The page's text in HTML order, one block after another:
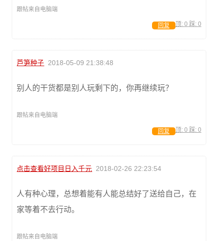
跟帖来自电脑端
顶: 0 踩: 0
回复
芦笋种子 2018-05-09 21:38:48
别人的干货都是别人玩剩下的，你再继续玩？
跟帖来自电脑端
顶: 0 踩: 0
回复
点击查看好项目日入千元 2018-02-26 22:23:54
人有种心理，总想着能有人能总结好了送给自己，在
家等着不去行动。
跟帖来自电脑端